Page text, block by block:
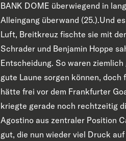
BANK DOME überwiegend in
Alleingang überwand (25.).Und
Luft, Breitkreuz fischte sie mit
Schrader und Benjamin Hoppe
Entscheidung. So waren
gute Laune sorgen können,
hätte frei vor dem Frankfurter
kriegte gerade noch rechtzeitig
Agostino aus zentraler Position
gut, die nun wieder viel Druck